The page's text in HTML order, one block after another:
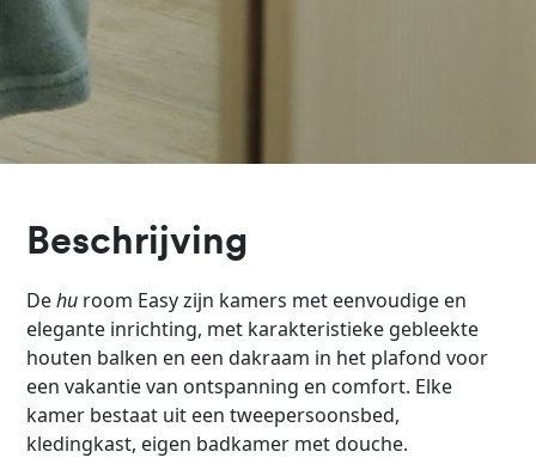
Beschrijving
Dehu room Easy zijn kamers met eenvoudige en
elegante inrichting, met karakteristieke gebleekte
houten balken en een dakraam in het plafond voor
een vakantie van ontspanning en comfort. Elke
kamer bestaat uit een tweepersoonsbed,
kledingkast, eigen badkamer met douche.